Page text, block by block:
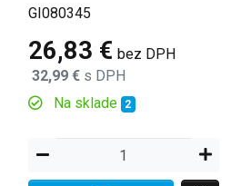
GI080345
26,83 € bez DPH
32,99 € s DPH
Na sklade
2